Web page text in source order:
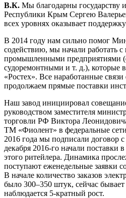
В.К. Мы благодарны государству
Республики Крым Сергею
всех уровнях оказывает
В 2014 году нам сильно помог
содействию, мы начали работать
промышленными предприятиями
судоремонтными и т. д.), которые
«Ростех». Все наработанные
продолжаем прямые поставки
Наш завод инициировал
руководством заместителя
торговли РФ Виктора
ТМ «Фиолент» в федеральные
2016 года мы подписали договор
декабря 2016-го начали поставки
этого ритейлера. Динамика
поступают еженедельные заявки
В начале количество заказов
было 300–350 штук, сейчас бывает
наблюдается 5-кратный рост.